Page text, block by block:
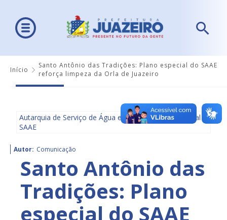
Início
Santo Antônio das Tradições: Plano especial do SAAE
reforça limpeza da Orla de Juazeiro
Autarquia de Serviço de Água e Saneamento Ambiental -
SAAE
Autor: Comunicação
Santo Antônio das
Tradições: Plano
especial do SAAE